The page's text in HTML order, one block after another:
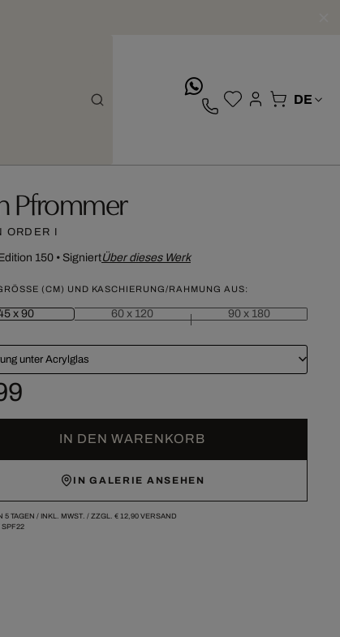
Pfrommer
ORDER I
150• SigniertÜber dieses Werk
(CM) UND KASCHIERUNG/RAHMUNG AUS:
x 90 60 x 120 90 x 180
unter Acrylglas
IN DEN WARENKORB
IN GALERIE ANSEHEN
5 TAGEN / INKL. MWST. / ZZGL. € 12,90VERSAND
SPF22